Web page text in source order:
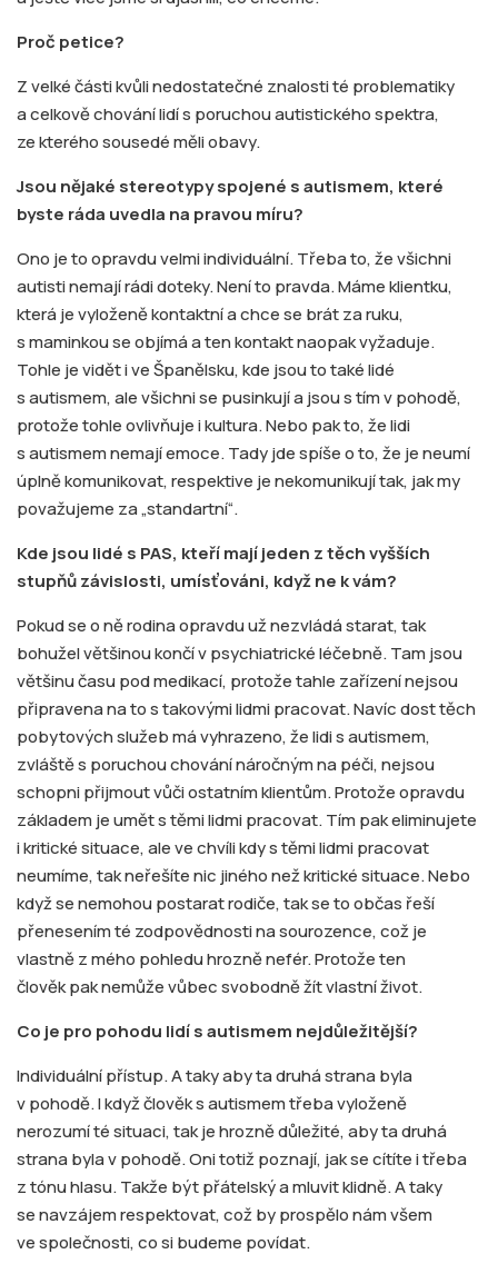
Proč petice?
Z velké části kvůli nedostatečné znalosti té problematiky
a celkově chování lidí s poruchou autistického spektra,
ze kterého sousedé měli obavy.
Jsou nějaké stereotypy spojené s autismem, které
byste ráda uvedla na pravou míru?
Ono je to opravdu velmi individuální. Třeba to, že všichni
autisti nemají rádi doteky. Není to pravda. Máme klientku,
která je vyloženě kontaktní a chce se brát za ruku,
s maminkou se objímá a ten kontakt naopak vyžaduje.
Tohle je vidět i ve Španělsku, kde jsou to také lidé
s autismem, ale všichni se pusinkují a jsou s tím v pohodě,
protože tohle ovlivňuje i kultura. Nebo pak to, že lidi
s autismem nemají emoce. Tady jde spíše o to, že je neumí
úplně komunikovat, respektive je nekomunikují tak, jak my
považujeme za „standartní“.
Kde jsou lidé s PAS, kteří mají jeden z těch vyšších
stupňů závislosti, umísťováni, když ne k vám?
Pokud se o ně rodina opravdu už nezvládá starat, tak
bohužel většinou končí v psychiatrické léčebně. Tam jsou
většinu času pod medikací, protože tahle zařízení nejsou
připravena na to s takovými lidmi pracovat. Navíc dost těch
pobytových služeb má vyhrazeno, že lidi s autismem,
zvláště s poruchou chování náročným na péči, nejsou
schopni přijmout vůči ostatním klientům. Protože opravdu
základem je umět s těmi lidmi pracovat. Tím pak eliminujete
i kritické situace, ale ve chvíli kdy s těmi lidmi pracovat
neumíme, tak neřešíte nic jiného než kritické situace. Nebo
když se nemohou postarat rodiče, tak se to občas řeší
přenesením té zodpovědnosti na sourozence, což je
vlastně z mého pohledu hrozně nefér. Protože ten
člověk pak nemůže vůbec svobodně žít vlastní život.
Co je pro pohodu lidí s autismem nejdůležitější?
Individuální přístup. A taky aby ta druhá strana byla
v pohodě. I když člověk s autismem třeba vyloženě
nerozumí té situaci, tak je hrozně důležité, aby ta druhá
strana byla v pohodě. Oni totiž poznají, jak se cítíte i třeba
z tónu hlasu. Takže být přátelský a mluvit klidně. A taky
se navzájem respektovat, což by prospělo nám všem
ve společnosti, co si budeme povídat.